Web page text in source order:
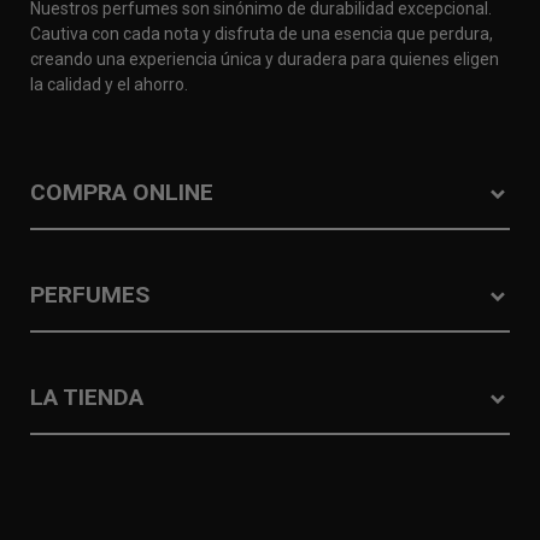
Nuestros perfumes son sinónimo de durabilidad excepcional.
Cautiva con cada nota y disfruta de una esencia que perdura,
creando una experiencia única y duradera para quienes eligen
la calidad y el ahorro.
COMPRA ONLINE
PERFUMES
LA TIENDA